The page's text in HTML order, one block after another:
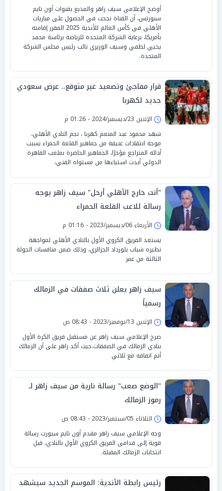
أوضح الإعلامي سيف زاهر والمذيع بقنوات أون تايم
سبورتس، أن القناة نجحت في الحصول على مباريات
الأهلي في كأس العالم للأندية 2025 المقرر إقامته
بأمريكا، برعاية الشركة المتحدة للرياضة برئاسة محمد
يحيي لطفي وسيف الوزيري نائب رئيس مجلس الشركة
المتحدة.
قرار مفاجئ وتصعيد غير متوقع.. عرض سعودي
جديد لكهربا
الإثنين 23/ديسمبر/2024 - 01:26 م
شهد محمود عبد المنعم كهربا ، نجم النادي الأهلي،
موجة انتقادات عنيفة من جماهير القلعة الحمراء بسبب
أدائه المتراجع مؤخرًا، الجماهير الحاضرة بملعب القاهرة
الدولي أبدت استياءها من مستواه الفني،
"أنت خارج الأهلي أرحل" سيف زاهر يوجه
رسالة للاعب القلعة الحمراء
الأربعاء 06/ديسمبر/2023 - 01:16 م
يستعد الفريق الكروي الأول بالنادي الأهلي لمواجهة
نظيره شباب بلوزداد الجزائري، وذلك ضمن منافسات الجولة
الثالثة من عمر
سيف زاهر يعلن ثلاث صفقات في الزمالك
رسمياً
الإثنين 13/نوفمبر/2023 - 08:43 ص
صرح الإعلامي سيف زاهر عن مستقبل فريق الكرة الأول
بنادي الزمالك في الصفقات.حيث أكد زاهر على أن الزمالك
أتم اتفاقه مع ثلاثي
"الوضع صعب" رسالة نارية من سيف زاهر لـ
رموز الزمالك
الثلاثاء 05/سبتمبر/2023 - 08:43 ص
وجه الإعلامي سيف زاهر مقدم أون تايم سبورت رسالة
قوية إلى قدامى الفريق الكروي الأول بالنادي، قبل
انتخابات الزمالك المقبلة.
رئيس رابطة الأندية: الموسم الجديد سيشهد